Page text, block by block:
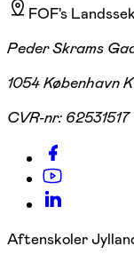
FOF's
Peder Skrams
1054 København K
CVR-nr: 62531517
Aftenskoler